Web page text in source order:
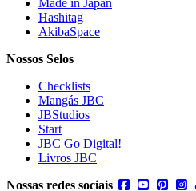
Made in Japan
Hashitag
AkibaSpace
Nossos Selos
Checklists
Mangás JBC
JBStudios
Start
JBC Go Digital!
Livros JBC
Nossas redes sociais